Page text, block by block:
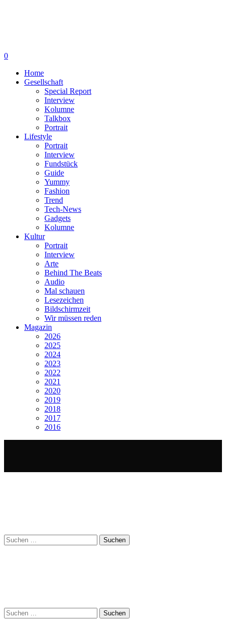
0
Home
Gesellschaft
Special Report
Interview
Kolumne
Talkbox
Portrait
Lifestyle
Portrait
Interview
Fundstück
Guide
Yummy
Fashion
Trend
Tech-News
Gadgets
Kolumne
Kultur
Portrait
Interview
Arte
Behind The Beats
Audio
Mal schauen
Lesezeichen
Bildschirmzeit
Wir müssen reden
Magazin
2026
2025
2024
2023
2022
2021
2020
2019
2018
2017
2016
Suchen
nach:
Suchen
nach: